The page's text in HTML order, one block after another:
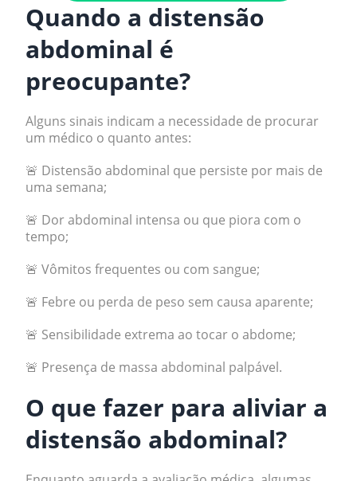
Quando a distensão
abdominal é
preocupante?
Alguns sinais indicam a necessidade de procurar
um médico o quanto antes:
🚨 Distensão abdominal que persiste por mais de
uma semana;
🚨 Dor abdominal intensa ou que piora com o
tempo;
🚨 Vômitos frequentes ou com sangue;
🚨 Febre ou perda de peso sem causa aparente;
🚨 Sensibilidade extrema ao tocar o abdome;
🚨 Presença de massa abdominal palpável.
O que fazer para aliviar a
distensão abdominal?